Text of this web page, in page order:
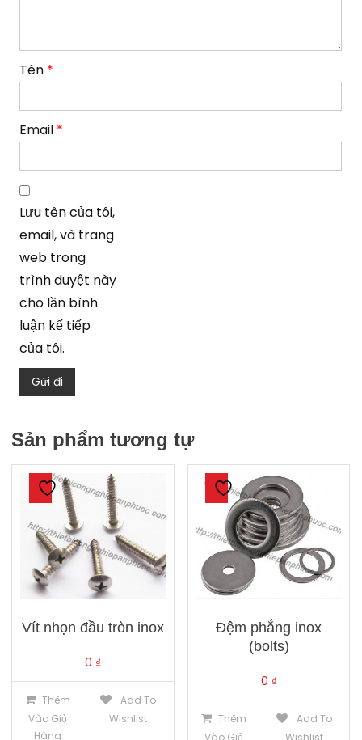
Tên *
Email *
Lưu tên của tôi,
email, và trang
web trong
trình duyệt này
cho lần bình
luận kế tiếp
của tôi.
Sản phẩm tương tự
Vít nhọn đầu tròn inox
0 ₫
Thêm
Vào Giỏ
Hàng
Add To
Wishlist
Đệm phẳng inox
(bolts)
0 ₫
Thêm
Add To